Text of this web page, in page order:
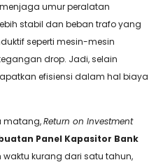
umur peralatan
stabil dan beban trafo yang
seperti mesin-mesin
drop. Jadi, selain
efisiensi dalam hal biaya
matang,Return on Investment
Panel Kapasitor Bank
kurang dari satu tahun,